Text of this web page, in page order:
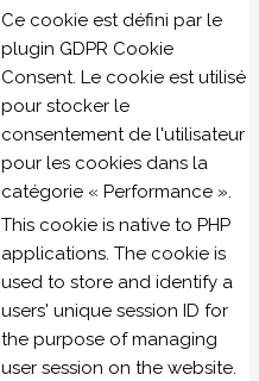
Ce cookie est défini par le
plugin GDPR Cookie
Consent. Le cookie est utilisé
pour stocker le
consentement de l'utilisateur
pour les cookies dans la
catégorie « Performance ».
This cookie is native to PHP
applications. The cookie is
used to store and identify a
users' unique session ID for
the purpose of managing
user session on the website.